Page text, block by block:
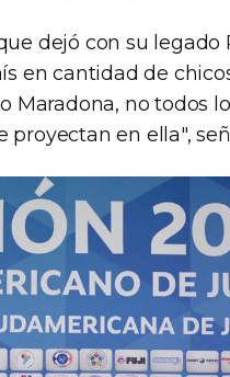
dejó con su legado
en cantidad de
Maradona, no todos
proyectan en ella",